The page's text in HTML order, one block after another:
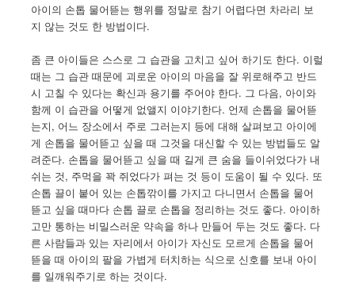
아이의 손톱 물어뜯는 행위를 정말로 참기 어렵다면 차라리 보
지 않는 것도 한 방법이다.
좀 큰 아이들은 스스로 그 습관을 고치고 싶어 하기도 한다. 이럴
때는 그 습관 때문에 괴로운 아이의 마음을 잘 위로해주고 반드
시 고칠 수 있다는 확신과 용기를 주어야 한다. 그 다음, 아이와
함께 이 습관을 어떻게 없앨지 이야기한다. 언제 손톱을 물어뜯
는지, 어느 장소에서 주로 그러는지 등에 대해 살펴보고 아이에
게 손톱을 물어뜯고 싶을 때 그것을 대신할 수 있는 방법들도 알
려준다. 손톱을 물어뜯고 싶을 때 길게 큰 숨을 들이쉬었다가 내
쉬는 것, 주먹을 꽉 쥐었다가 펴는 것 등이 도움이 될 수 있다. 또
손톱 끌이 붙어 있는 손톱깎이를 가지고 다니면서 손톱을 물어
뜯고 싶을 때마다 손톱 끌로 손톱을 정리하는 것도 좋다. 아이하
고만 통하는 비밀스러운 약속을 하나 만들어 두는 것도 좋다. 다
른 사람들과 있는 자리에서 아이가 자신도 모르게 손톱을 물어
뜯을 때 아이의 팔을 가볍게 터치하는 식으로 신호를 보내 아이
를 일깨워주기로 하는 것이다.